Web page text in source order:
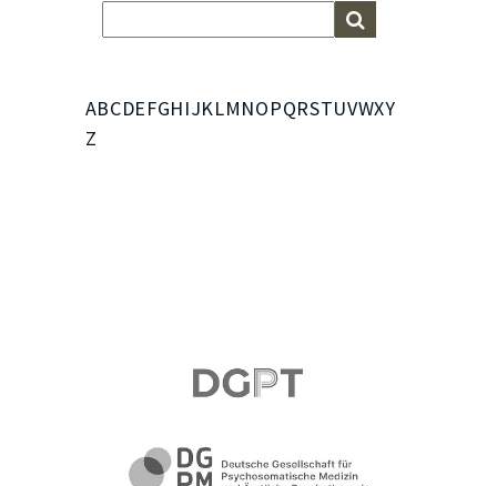
ABCDEFGHIJKLMNOPQRSTUVWXY
Z